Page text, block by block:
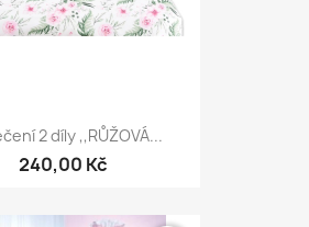
2 díly ,,RŮŽOVÁ...
240,00 Kč